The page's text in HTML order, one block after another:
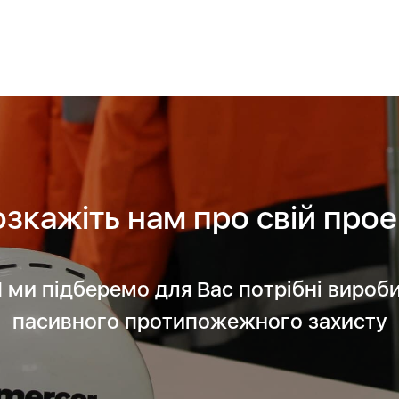
нам про свій
ми підберемо для Вас потрібні
пасивного протипожежного захисту